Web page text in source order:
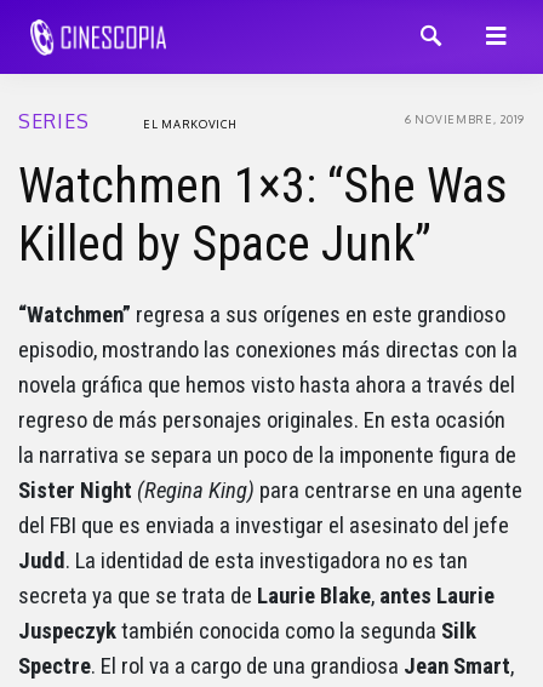
SERIES 6 NOVIEMBRE, 2019
EL MARKOVICH
Watchmen 1×3: “She Was
Killed by Space Junk”
“Watchmen” regresa a sus orígenes en este grandioso
episodio, mostrando las conexiones más directas con la
novela gráfica que hemos visto hasta ahora a través del
regreso de más personajes originales. En esta ocasión
la narrativa se separa un poco de la imponente figura de
Sister Night (Regina King) para centrarse en una agente
del FBI que es enviada a investigar el asesinato del jefe
Judd. La identidad de esta investigadora no es tan
secreta ya que se trata de Laurie Blake, antes Laurie
Juspeczyktambién conocida como la segunda Silk
Spectre. El rol va a cargo de una grandiosa Jean Smart,